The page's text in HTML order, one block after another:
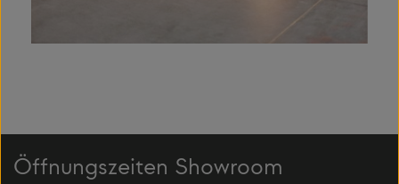
Öffnungszeiten Showroom